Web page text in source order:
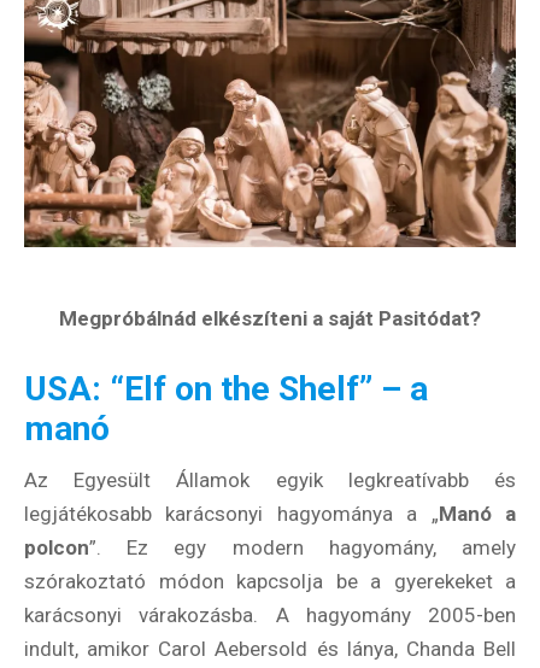
Megpróbálnád elkészíteni a saját Pasitódat?
USA: “Elf on the Shelf” – a
manó
Az Egyesült Államok egyik legkreatívabb és
legjátékosabb karácsonyi hagyománya a „Manó a
polcon”. Ez egy modern hagyomány, amely
szórakoztató módon kapcsolja be a gyerekeket a
karácsonyi várakozásba. A hagyomány 2005-ben
indult, amikor Carol Aebersold és lánya, Chanda Bell